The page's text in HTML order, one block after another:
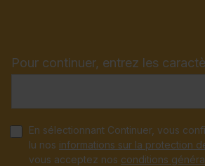
Pour continuer, entrez les
En sélectionnant Continuer, vous
lu nos informations sur la protection
vous acceptez nos conditions